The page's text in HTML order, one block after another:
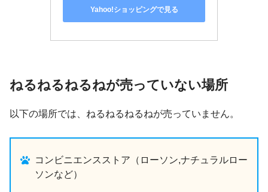
Yahoo!ショッピングで見る
ねるねるねるねが売っていない場所
以下の場所では、ねるねるねるねが売っていません。
コンビニエンスストア（ローソン,ナチュラルロー
ソンなど）